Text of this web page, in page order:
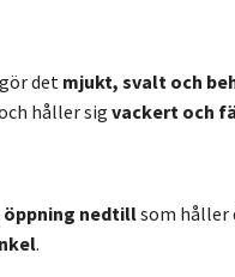
det mjukt, svalt och
håller sigvackert och
öppning nedtillsom håller
.